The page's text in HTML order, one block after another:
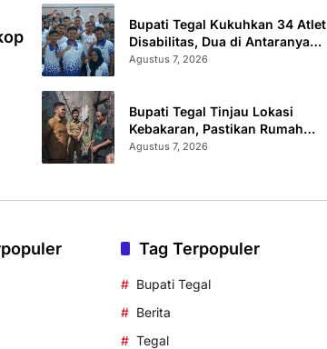
Bupati Tegal Kukuhkan 34 Atlet
Disabilitas, Dua di Antaranya
Berlaga di Level Dunia
Agustus 7, 2026
Bupati Tegal Tinjau Lokasi
Kebakaran, Pastikan Rumah
Korban Diperbaiki
Agustus 7, 2026
Tag Terpopuler
Bupati Tegal
Berita
Tegal